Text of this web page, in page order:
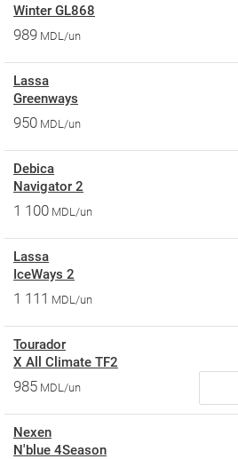
Winter GL868
989 MDL/un
Lassa
Greenways
950 MDL/un
Debica
Navigator 2
1 100 MDL/un
Lassa
IceWays 2
1 111 MDL/un
Tourador
X All Climate TF2
985 MDL/un
Nexen
N'blue 4Season